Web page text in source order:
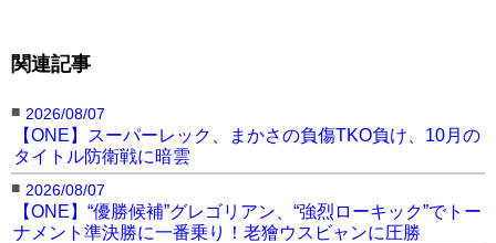
関連記事
■ 2026/08/07
【ONE】スーパーレック、まかさの負傷TKO負け、10月の
タイトル防衛戦に暗雲
■ 2026/08/07
【ONE】“優勝候補”グレゴリアン、“強烈ローキック”でトー
ナメント準決勝に一番乗り！老獪ウスビャンに圧勝